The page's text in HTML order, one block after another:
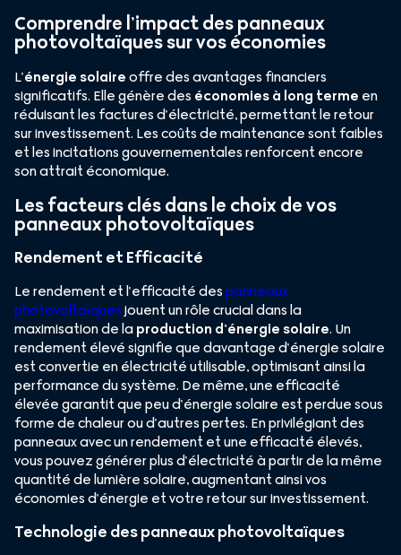
Comprendre l’impact des panneaux
photovoltaïques sur vos économies
L’énergie solaireoffre des avantages financiers
significatifs. Elle génère des économies à long terme en
réduisant les factures d’électricité, permettant le retour
sur investissement. Les coûts de maintenance sont faibles
et les incitations gouvernementales renforcent encore
son attrait économique.
Les facteurs clés dans le choix de vos
panneaux photovoltaïques
Rendement et Efficacité
Le rendement et l’efficacité despanneaux
photovoltaïquesjouent un rôle crucial dans la
maximisation de laproduction d’énergie solaire. Un
rendement élevé signifie que davantage d’énergie solaire
est convertie en électricité utilisable, optimisant ainsi la
performance du système. De même, une efficacité
élevée garantit que peu d’énergie solaire est perdue sous
forme de chaleur ou d’autres pertes. En privilégiant des
panneaux avec un rendement et une efficacité élevés,
vous pouvez générer plus d’électricité à partir de la même
quantité de lumière solaire, augmentant ainsi vos
économies d’énergie et votre retour sur investissement.
Technologie des panneaux photovoltaïques